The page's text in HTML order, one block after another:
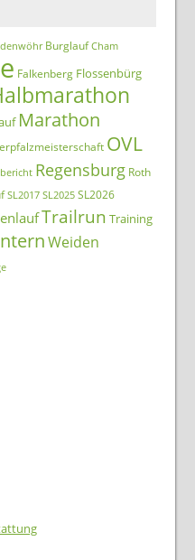
Burglauf Cham
Falkenberg Flossenbürg
Marathon
OVL
Regensburg Roth
SL2017 SL2025 SL2026
Trailrun Training
Weiden